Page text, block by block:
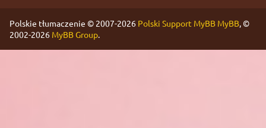
Polskie tłumaczenie © 2007-2026 Polski Support MyBB MyBB, ©
2002-2026 MyBB Group.